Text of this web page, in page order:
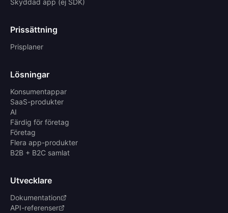
Skyddad app (ej SDK)
Prissättning
Prisplaner
Lösningar
Konsumentappar
SaaS-produkter
AI
Färdig för företag
Företag
Flera app-produkter
B2B + B2C samlat
Utvecklare
Dokumentation
API-referenser